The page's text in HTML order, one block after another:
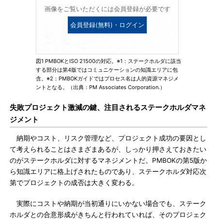
画像をご覧いただくには会員登録が必要です
会員登録(無料)・ログイン
図1 PMBOKとISO 21500の対応。※1：ステークホルダに該当
する部分は第4版ではコミュニケーションの知識エリアに包
含。※2：PMBOKガイドではプロセス名は人的資源マネジメ
ントとなる。（出典：PM Associates Corporation.）
失敗プロジェクト激減の鍵、注目されるステークホルダマネ
ジメント
納期やコスト、リスク管理など、プロジェクト成功の要因とし
て考えられることはさまざまあるが、しっかり押さえておきたい
のがステークホルダに対するマネジメントだ。PMBOKの第5版か
ら知識エリアに格上げされたものであり、ステークホルダ対応次
第でプロジェクトの成否は大きく変わる。
実際にコストや納期が当初通りにいかない場合でも、ステーク
ホルダとの合意形成がきちんと行われていれば、そのプロジェク